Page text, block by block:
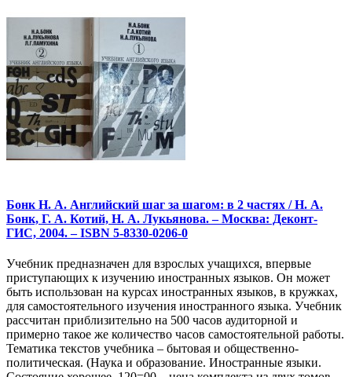
Бонк Н. А. Английский шаг за шагом: в 2 частях / Н. А.
Бонк, Г. А. Котий, Н. А. Лукьянова. – Москва: Деконт-
ГИС, 2004. – ISBN 5-8330-0206-0
Учебник предназначен для взрослых учащихся, впервые
приступающих к изучению иностранных языков. Он может
быть использован на курсах иностранных языков, в кружках,
для самостоятельного изучения иностранного языка. Учебник
рассчитан приблизительно на 500 часов аудиторной и
примерно такое же количество часов самостоятельной работы.
Тематика текстов учебника – бытовая и общественно-
политическая. (Наука и образование. Иностранные языки.